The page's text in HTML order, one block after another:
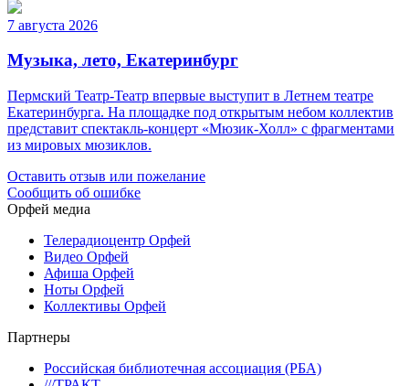
7 августа 2026
Музыка, лето, Екатеринбург
Пермский Театр-Театр впервые выступит в Летнем театре
Екатеринбурга. На площадке под открытым небом коллектив
представит спектакль-концерт «Мюзик-Холл» с фрагментами
из мировых мюзиклов.
Оставить отзыв или пожелание
Сообщить об ошибке
Орфей медиа
Телерадиоцентр Орфей
Видео Орфей
Афиша Орфей
Ноты Орфей
Коллективы Орфей
Партнеры
Российская библиотечная ассоциация (РБА)